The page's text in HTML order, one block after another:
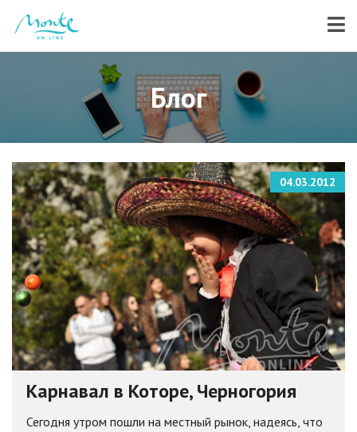
Блог
04.03.2012
Карнавал в Которе, Черногория
Сегодня утром пошли на местный рынок, надеясь, что